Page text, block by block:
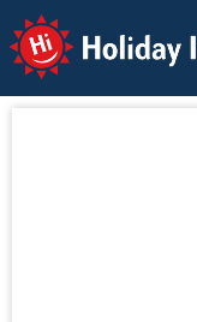
Holiday Info